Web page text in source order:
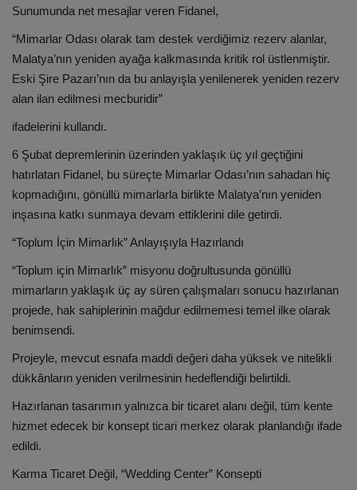
Sunumunda net mesajlar veren Fidanel,
“Mimarlar Odası olarak tam destek verdiğimiz rezerv alanlar,
Malatya’nın yeniden ayağa kalkmasında kritik rol üstlenmiştir.
Eski Şire Pazarı’nın da bu anlayışla yenilenerek yeniden rezerv
alan ilan edilmesi mecburidir”
ifadelerini kullandı.
6 Şubat depremlerinin üzerinden yaklaşık üç yıl geçtiğini
hatırlatan Fidanel, bu süreçte Mimarlar Odası’nın sahadan hiç
kopmadığını, gönüllü mimarlarla birlikte Malatya’nın yeniden
inşasına katkı sunmaya devam ettiklerini dile getirdi.
“Toplum İçin Mimarlık” Anlayışıyla Hazırlandı
“Toplum için Mimarlık” misyonu doğrultusunda gönüllü
mimarların yaklaşık üç ay süren çalışmaları sonucu hazırlanan
projede, hak sahiplerinin mağdur edilmemesi temel ilke olarak
benimsendi.
Projeyle, mevcut esnafa maddi değeri daha yüksek ve nitelikli
dükkânların yeniden verilmesinin hedeflendiği belirtildi.
Hazırlanan tasarımın yalnızca bir ticaret alanı değil, tüm kente
hizmet edecek bir konsept ticari merkez olarak planlandığı ifade
edildi.
Karma Ticaret Değil, “Wedding Center” Konsepti